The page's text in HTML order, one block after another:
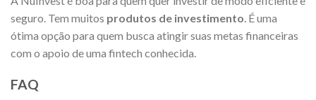
seguro. Tem muitos produtos de investimento. É uma
ótima opção para quem busca atingir suas metas financeiras
com o apoio de uma fintech conhecida.
FAQ